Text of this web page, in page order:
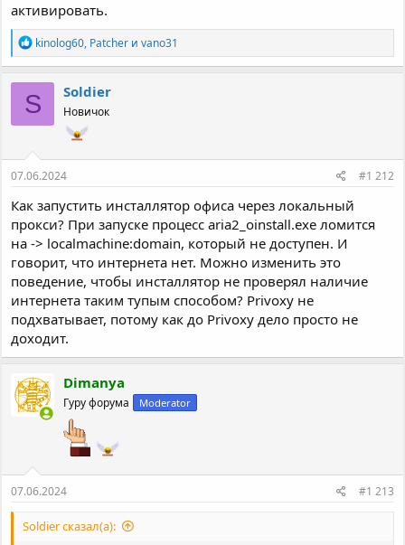
активировать.
Р
е
а
к
ц
и
и
kinolog60, Patcher иvano31
S Soldier
Новичок
07.06.2024 #1 212
Как запустить инсталлятор офиса через локальный
прокси? При запуске процесс aria2_oinstall.exe ломится
на -> localmachine:domain, который не доступен. И
говорит, что интернета нет. Можно изменить это
поведение, чтобы инсталлятор не проверял наличие
интернета таким тупым способом? Privoxy не
подхватывает, потому как до Privoxy дело просто не
доходит.
Dimanya
Гуру форума Moderator
07.06.2024 #1 213
Soldier сказал(а):